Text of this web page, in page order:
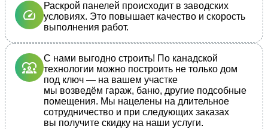
Раскрой панелей происходит в заводских
условиях. Это повышает качество и скорость
выполнения работ.
С нами выгодно строить! По канадской
технологии можно построить не только дом
под ключ — на вашем участке
мы возведём гараж, баню, другие подсобные
помещения. Мы нацелены на длительное
сотрудничество и при следующих заказах
вы получите скидку на наши услуги.